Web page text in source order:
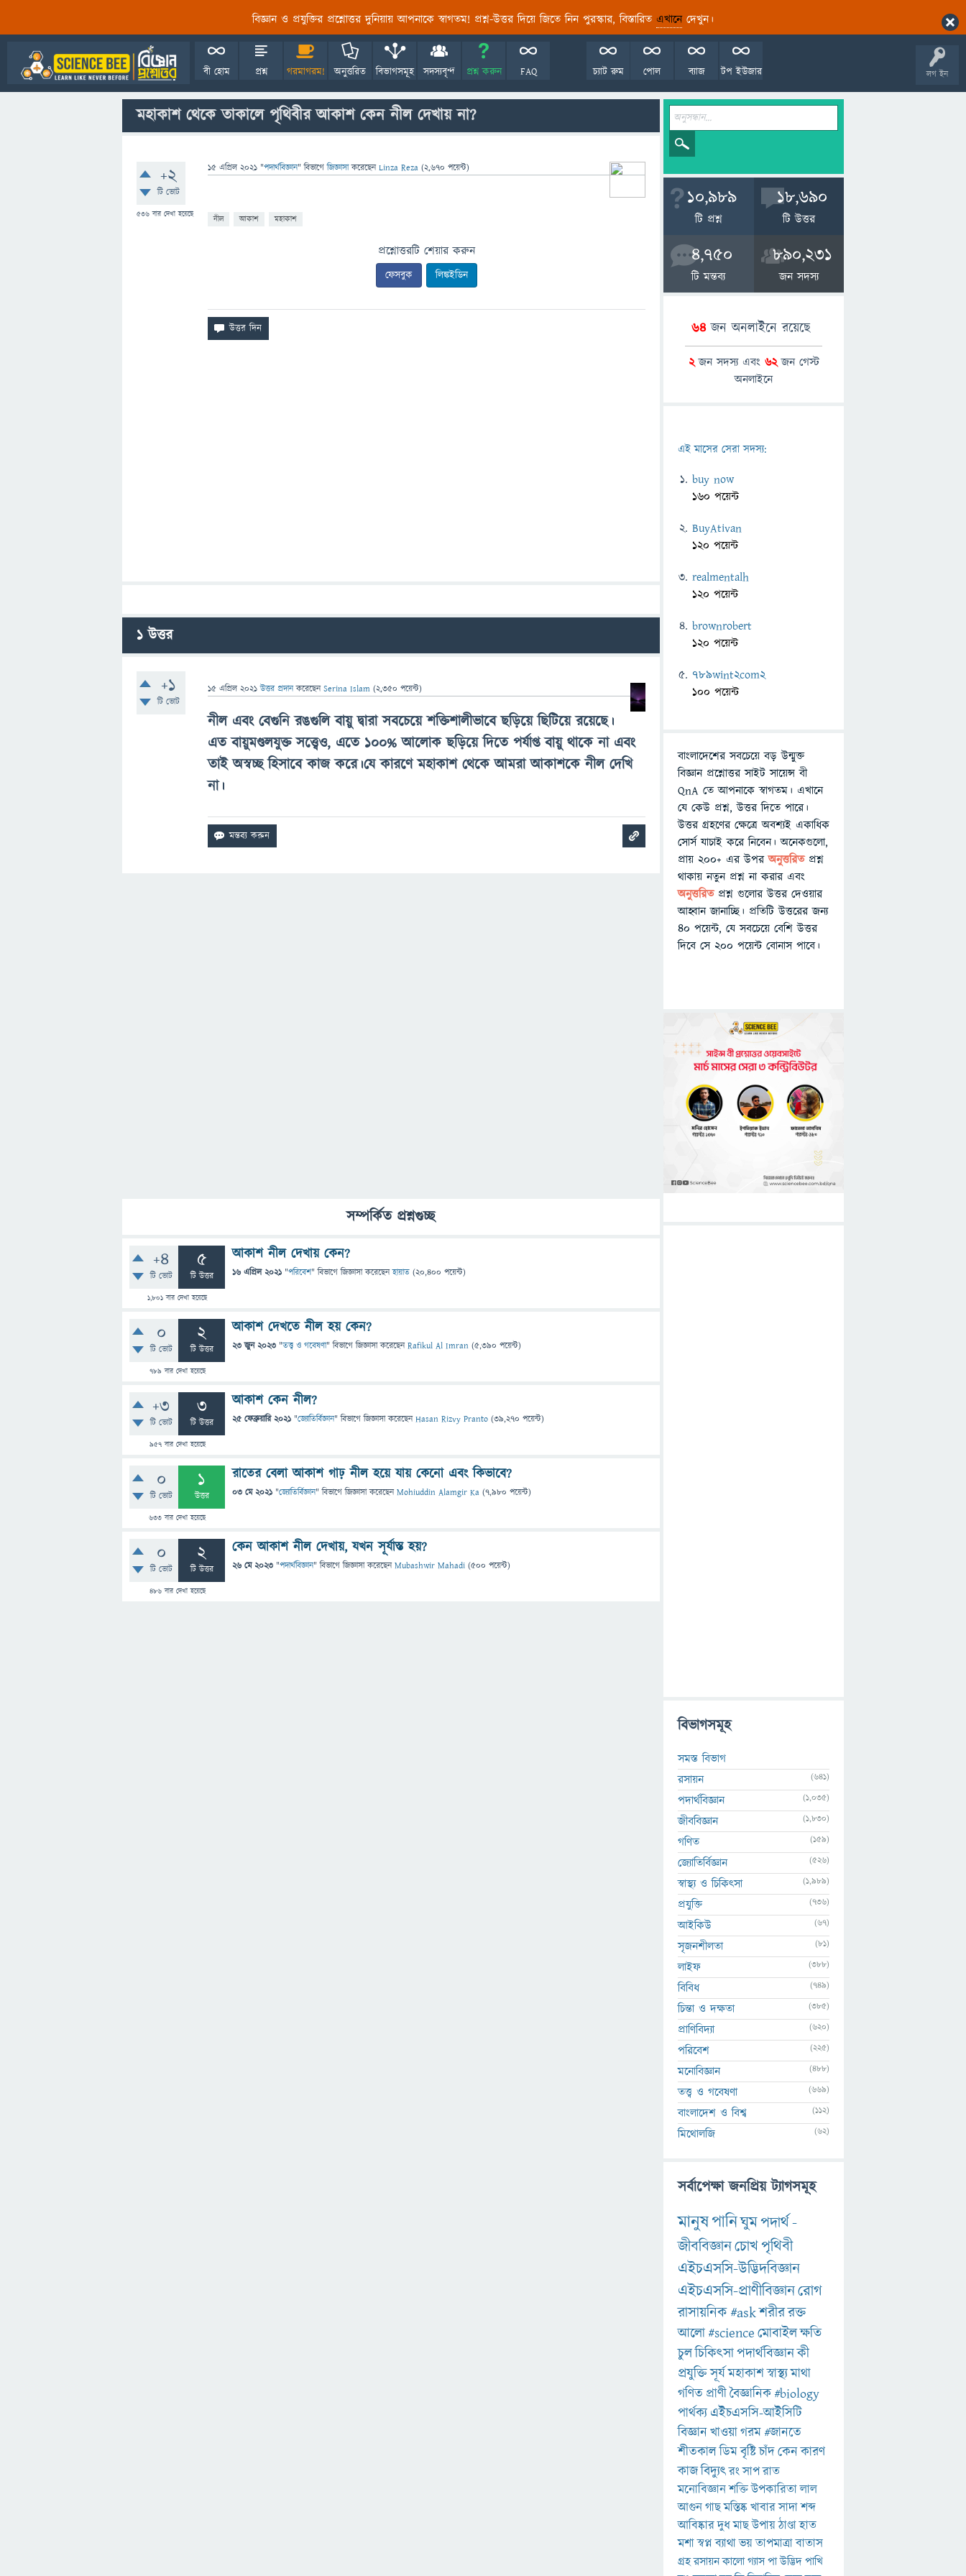
বিজ্ঞান ও প্রযুক্তির প্রশ্নোত্তর দুনিয়ায় আপনাকে স্বাগতম! প্রশ্ন-উত্তর দিয়ে জিতে নিন পুরস্কার, বিস্তারিত এখানেদেখুন।
লগ ইন
বী হোম প্রশ্ন গরমাগরম! অনুত্তরিত বিভাগসমূহ সদস্যবৃন্দ প্রশ্ন করুন FAQ টপ ইউজার
ব্যাজ
পোল
চ্যাট রুম
মহাকাশ থেকে তাকালে পৃথিবীর আকাশ কেন নীল দেখায় না?
+2
টি ভোট
536 বার দেখা হয়েছে
15 এপ্রিল 2021 "পদার্থবিজ্ঞান" বিভাগে জিজ্ঞাসাকরেছেনLinza Reza (2,670 পয়েন্ট)
নীল আকাশ মহাকাশ
প্রশ্নোত্তরটি শেয়ার করুন
ফেসবুক লিঙ্কইডিন
1উত্তর
+1
টি ভোট
15 এপ্রিল 2021 উত্তর প্রদান করেছেনSerina Islam (2,350 পয়েন্ট)
নীল এবং বেগুনি রঙগুলি বায়ু দ্বারা সবচেয়ে শক্তিশালীভাবে ছড়িয়ে ছিটিয়ে রয়েছে।
এত বায়ুমণ্ডলযুক্ত সত্ত্বেও, এতে 100% আলোক ছড়িয়ে দিতে পর্যাপ্ত বায়ু থাকে না এবং
তাই অস্বচ্ছ হিসাবে কাজ করে।যে কারণে মহাকাশ থেকে আমরা আকাশকে নীল দেখি
না।
সম্পর্কিত প্রশ্নগুচ্ছ
+4
টি ভোট
5
টি উত্তর
1,801 বার দেখা হয়েছে
আকাশ নীল দেখায় কেন?
16 এপ্রিল 2021 "পরিবেশ" বিভাগে জিজ্ঞাসাকরেছেনহায়াত (20,400 পয়েন্ট)
0
টি ভোট
2
টি উত্তর
789 বার দেখা হয়েছে
আকাশ দেখতে নীল হয় কেন?
23 জুন 2023 "তত্ত্ব ও গবেষণা" বিভাগে জিজ্ঞাসাকরেছেনRafikul Al Imran (5,390 পয়েন্ট)
+3
টি ভোট
3
টি উত্তর
957বার দেখা হয়েছে
আকাশ কেন নীল?
25 ফেব্রুয়ারি 2021 "জ্যোতির্বিজ্ঞান" বিভাগে জিজ্ঞাসাকরেছেনHasan Rizvy Pranto (39,270 পয়েন্ট)
0
টি ভোট
1
উত্তর
633 বার দেখা হয়েছে
রাতের বেলা আকাশ গাঢ় নীল হয়ে যায় কেনো এবং কিভাবে?
03 মে 2021 "জ্যোতির্বিজ্ঞান" বিভাগে জিজ্ঞাসাকরেছেনMohiuddin Alamgir Ka (7,980 পয়েন্ট)
0
টি ভোট
2
টি উত্তর
486বার দেখা হয়েছে
কেন আকাশ নীল দেখায়, যখন সূর্যাস্ত হয়?
26 মে 2023 "পদার্থবিজ্ঞান" বিভাগে জিজ্ঞাসাকরেছেনMubashwir Mahadi (500 পয়েন্ট)
10,989
টি প্রশ্ন
18,690
টি উত্তর
4,750
টি মন্তব্য
890,231
জন সদস্য
64জন অনলাইনে রয়েছে
2জন সদস্য এবং 62জন গেস্ট
অনলাইনে
এই মাসের সেরা সদস্য:
buy now
160 পয়েন্ট
BuyAtivan
120 পয়েন্ট
realmentalh
120 পয়েন্ট
brownrobert
120 পয়েন্ট
789wint2com2
100 পয়েন্ট
বাংলাদেশের সবচেয়ে বড় উন্মুক্ত
বিজ্ঞান প্রশ্নোত্তর সাইট সায়েন্স বী
QnA তে আপনাকে স্বাগতম। এখানে
যে কেউ প্রশ্ন, উত্তর দিতে পারে।
উত্তর গ্রহণের ক্ষেত্রে অবশ্যই একাধিক
সোর্স যাচাই করে নিবেন। অনেকগুলো,
প্রায় ২০০+ এর উপরঅনুত্তরিতপ্রশ্ন
থাকায় নতুন প্রশ্ন না করার এবং
অনুত্তরিত প্রশ্ন গুলোর উত্তর দেওয়ার
আহ্বান জানাচ্ছি। প্রতিটি উত্তরের জন্য
৪০ পয়েন্ট, যে সবচেয়ে বেশি উত্তর
দিবে সে ২০০ পয়েন্ট বোনাস পাবে।
বিভাগসমূহ
সমস্ত বিভাগ
রসায়ন
(641)
পদার্থবিজ্ঞান (1,035)
জীববিজ্ঞান (1,830)
গণিত (159)
জ্যোতির্বিজ্ঞান (526)
স্বাস্থ্য ও চিকিৎসা (1,989)
প্রযুক্তি (736)
আইকিউ (67)
সৃজনশীলতা (81)
লাইফ (388)
বিবিধ (749)
চিন্তা ও দক্ষতা (385)
প্রাণিবিদ্যা (620)
পরিবেশ (225)
মনোবিজ্ঞান (488)
তত্ত্ব ও গবেষণা (669)
বাংলাদেশ ও বিশ্ব (112)
মিথোলজি (62)
সর্বাপেক্ষা জনপ্রিয় ট্যাগসমূহ
মানুষপানিঘুমপদার্থ-
জীববিজ্ঞানচোখপৃথিবী
এইচএসসি-উদ্ভিদবিজ্ঞান
এইচএসসি-প্রাণীবিজ্ঞানরোগ
রাসায়নিক#askশরীররক্ত
আলো#scienceমোবাইলক্ষতি
চুলচিকিৎসাপদার্থবিজ্ঞানকী
প্রযুক্তিসূর্যমহাকাশস্বাস্থ্যমাথা
গণিত প্রাণীবৈজ্ঞানিক#biology
পার্থক্য এইচএসসি-আইসিটি
বিজ্ঞানখাওয়াগরম#জানতে
শীতকালডিমবৃষ্টিচাঁদকেনকারণ
কাজবিদ্যুৎরংসাপরাত
মনোবিজ্ঞানশক্তিউপকারিতালাল
আগুনগাছমস্তিষ্কখাবারসাদাশব্দ
আবিষ্কারদুধমাছউপায়ঠাণ্ডাহাত
মশাস্বপ্নব্যাথাভয়তাপমাত্রাবাতাস
গ্রহরসায়নকালোগ্যাসপাউদ্ভিদপাখি